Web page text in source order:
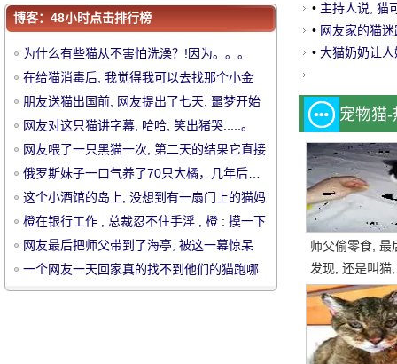
宠
• 主持人说, 猫
笑喷..。
• 网友家的猫
回家, 竟然.....
• 大猫奶奶让
宠物猫
师父偷零食, 最
发现, 还是叫猫
一块, 结果.....。
博客：48小时点击排行榜
为什么有些猫从不害怕洗澡？!因为。。。
在给猫消毒后, 我觉得我可以去找那个小金
人.....。
朋友送猫出国前, 网友提出了七天, 噩梦开始
了, 全家劝他扔掉
网友对这只猫讲字幕, 哈哈, 笑出猪哭.....。
网友喂了一只黑猫一次, 第二天的结果它直接
带来了朋友, 一点也不礼貌.....。
俄罗斯妹子一口气养了70只大橘，几年后…
吓哭了！！
这个小酒馆的岛上, 没想到有一扇门上的猫妈
妈招呼客人, 而.....。
橙在银行工作 , 总裁忍不住手淫 , 橙 : 摸一下
就收集兴趣 !
网友最后把师父带到了海亭, 被这一幕惊呆
了.....。
一个网友一天回家真的找不到他们的猫跑哪
里, 直到..。